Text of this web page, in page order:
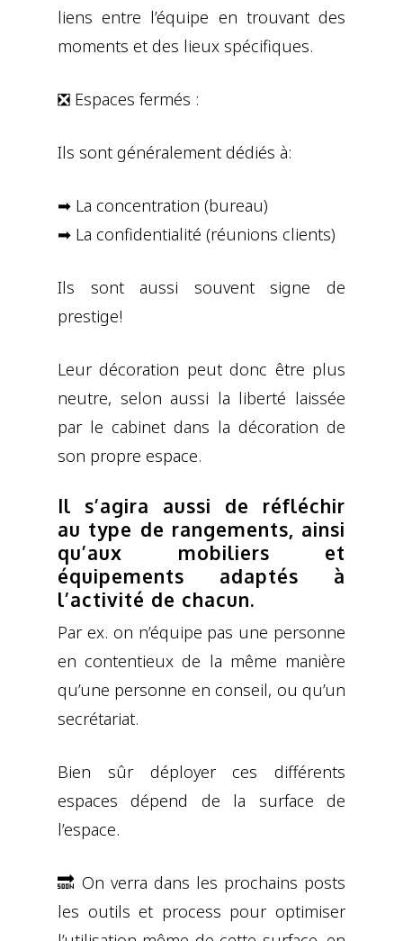
liens entre l’équipe en trouvant des
moments et des lieux spécifiques.
❎ Espaces fermés :
Ils sont généralement dédiés à:
➡ La concentration (bureau)
➡ La confidentialité (réunions clients)
Ils sont aussi souvent signe de
prestige!
Leur décoration peut donc être plus
neutre, selon aussi la liberté laissée
par le cabinet dans la décoration de
son propre espace.
Il s’agira aussi de réfléchir
au type de rangements, ainsi
qu’aux mobiliers et
équipements adaptés à
l’activité de chacun.
Par ex. on n’équipe pas une personne
en contentieux de la même manière
qu’une personne en conseil, ou qu’un
secrétariat.
Bien sûr déployer ces différents
espaces dépend de la surface de
l’espace.
🔜 On verra dans les prochains posts
les outils et process pour optimiser